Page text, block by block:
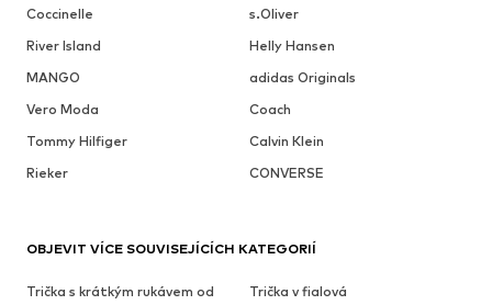
Coccinelle
s.Oliver
River Island
Helly Hansen
MANGO
adidas Originals
Vero Moda
Coach
Tommy Hilfiger
Calvin Klein
Rieker
CONVERSE
OBJEVIT VÍCE SOUVISEJÍCÍCH KATEGORIÍ
Trička s krátkým rukávem od
Trička v fialová